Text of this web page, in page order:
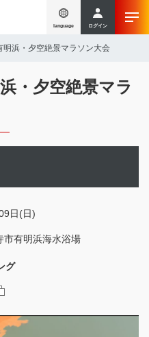
language ログイン
明浜・夕空絶景マラソン大会
・夕空絶景マラ
日(日)
市有明浜海水浴場
グ